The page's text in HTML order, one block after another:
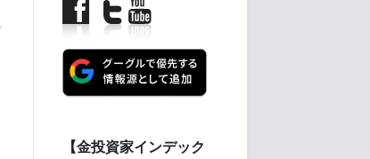
【金投資家インデック